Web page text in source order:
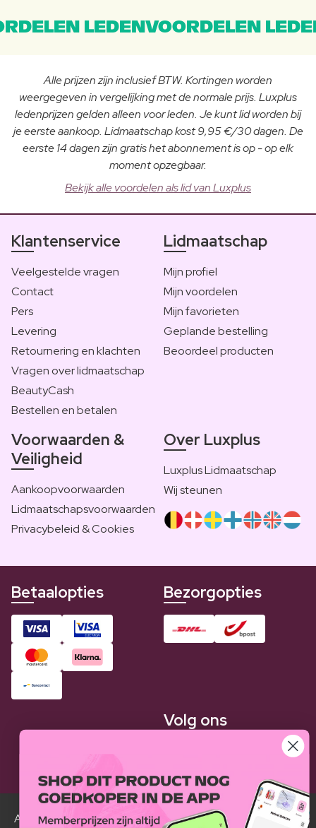
LEDENVOORDELEN
Alle prijzen zijn inclusief BTW. Kortingen worden
weergegeven in vergelijking met de normale prijs. Luxplus
ledenprijzen gelden alleen voor leden. Je kunt lid worden bij
je eerste aankoop. Lidmaatschap kost 9,95 €/30 dagen. De
eerste 14 dagen zijn gratis het abonnement is op - op elk
moment opzegbaar.
Bekijk alle voordelen als lid van Luxplus
Klantenservice
Veelgestelde vragen
Contact
Pers
Levering
Retournering en klachten
Vragen over lidmaatschap
BeautyCash
Bestellen en betalen
Lidmaatschap
Mijn profiel
Mijn voordelen
Mijn favorieten
Geplande bestelling
Beoordeel producten
Voorwaarden &
Veiligheid
Aankoopvoorwaarden
Lidmaatschapsvoorwaarden
Privacybeleid & Cookies
Over Luxplus
Luxplus Lidmaatschap
Wij steunen
Betaalopties Bezorgopties
Volg ons
Alle Luxplus ledenprijzen zijn weergegeven in vergelijking